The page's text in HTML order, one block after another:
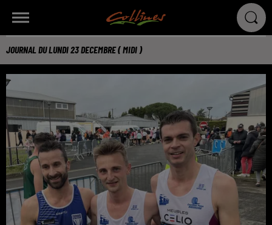
JOURNAL DU LUNDI 23 DECEMBRE ( MIDI )